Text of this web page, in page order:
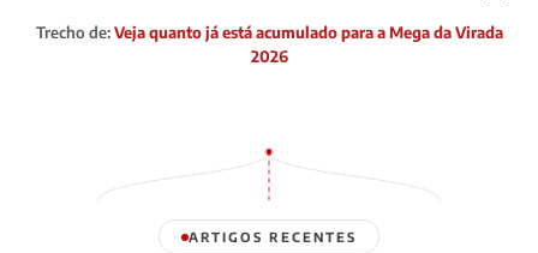
Trecho de:Veja quanto já está acumulado para a Mega da Virada
2026
ARTIGOS RECENTES